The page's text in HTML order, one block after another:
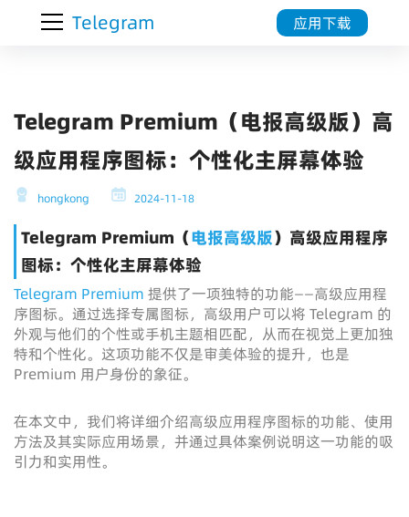
Telegram 应用下载
Telegram Premium（电报高级版）高
级应用程序图标：个性化主屏幕体验
hongkong 2024-11-18
Telegram Premium（电报高级版）高级应用程序
图标：个性化主屏幕体验
Telegram Premium 提供了一项独特的功能——高级应用程
序图标。通过选择专属图标，高级用户可以将 Telegram 的
外观与他们的个性或手机主题相匹配，从而在视觉上更加独
特和个性化。这项功能不仅是审美体验的提升，也是
Premium 用户身份的象征。
在本文中，我们将详细介绍高级应用程序图标的功能、使用
方法及其实际应用场景，并通过具体案例说明这一功能的吸
引力和实用性。